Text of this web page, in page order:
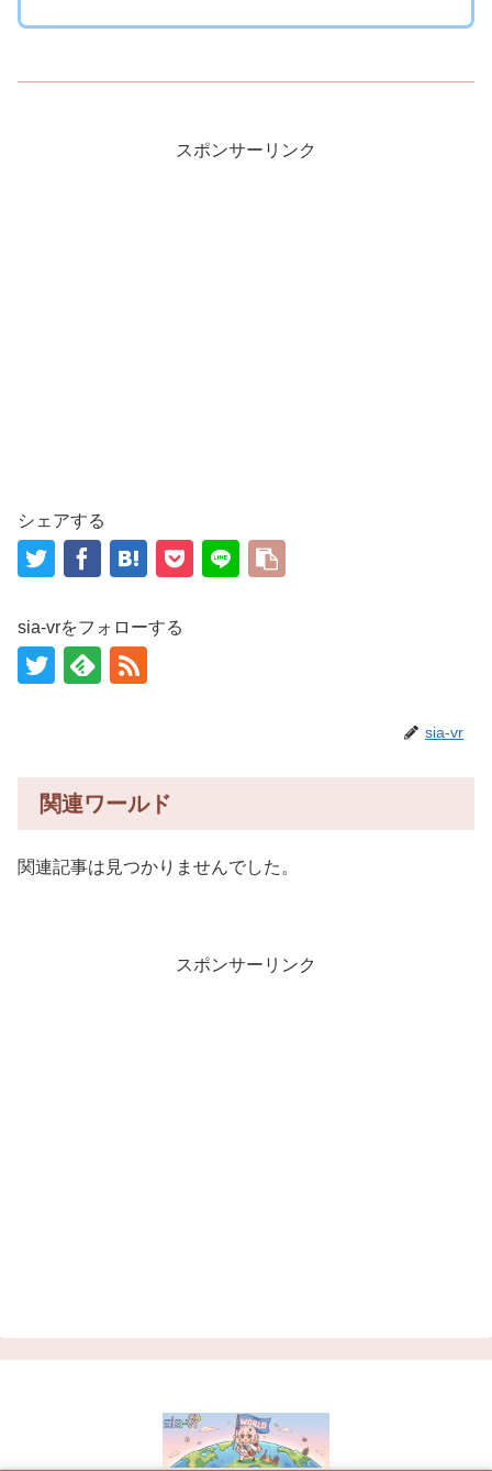
スポンサーリンク
シェアする
sia-vrをフォローする
sia-vr
関連ワールド
関連記事は見つかりませんでした。
スポンサーリンク